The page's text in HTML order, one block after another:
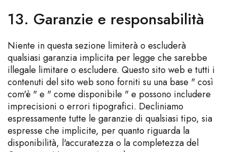
13. Garanzie e responsabilità
Niente in questa sezione limiterà o escluderà
qualsiasi garanzia implicita per legge che sarebbe
illegale limitare o escludere. Questo sito web e tutti i
contenuti del sito web sono forniti su una base " così
com'è " e " come disponibile " e possono includere
imprecisioni o errori tipografici. Decliniamo
espressamente tutte le garanzie di qualsiasi tipo, sia
espresse che implicite, per quanto riguarda la
disponibilità, l'accuratezza o la completezza del